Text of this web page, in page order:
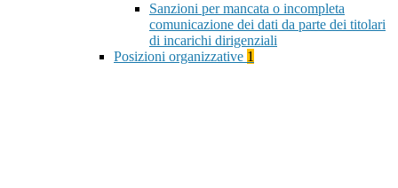
Sanzioni per mancata o incompleta
comunicazione dei dati da parte dei titolari
di incarichi dirigenziali
Posizioni organizzative 1